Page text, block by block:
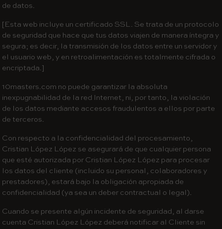
de datos.
[Esta web incluye un certificado SSL. Se trata de un protocolo
de seguridad que hace que tus datos viajen de manera íntegra y
segura; es decir, la transmisión de los datos entre un servidor y
el usuario web, y en retroalimentación es totalmente cifrada o
encriptada.]
10masters.com no puede garantizar la absoluta
inexpugnabilidad de la red Internet, ni, por tanto, la violación
de los datos mediante accesos fraudulentos a ellos por parte
de terceros.
Con respecto a la confidencialidad del procesamiento,
Cristian López López se asegurará de que cualquier persona
que esté autorizada por Cristian López López para procesar
los datos del cliente (incluido su personal, colaboradores y
prestadores), estará bajo la obligación apropiada de
confidencialidad (ya sea un deber contractual o legal).
Cuando se presente algún incidente de seguridad, al darse
cuenta Cristian López López deberá notificar al Cliente sin